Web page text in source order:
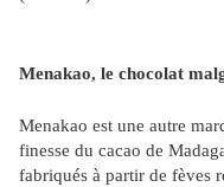
Menakao, le chocolat
Menakao est une autre
finesse du cacao de
fabriqués à partir de fèves